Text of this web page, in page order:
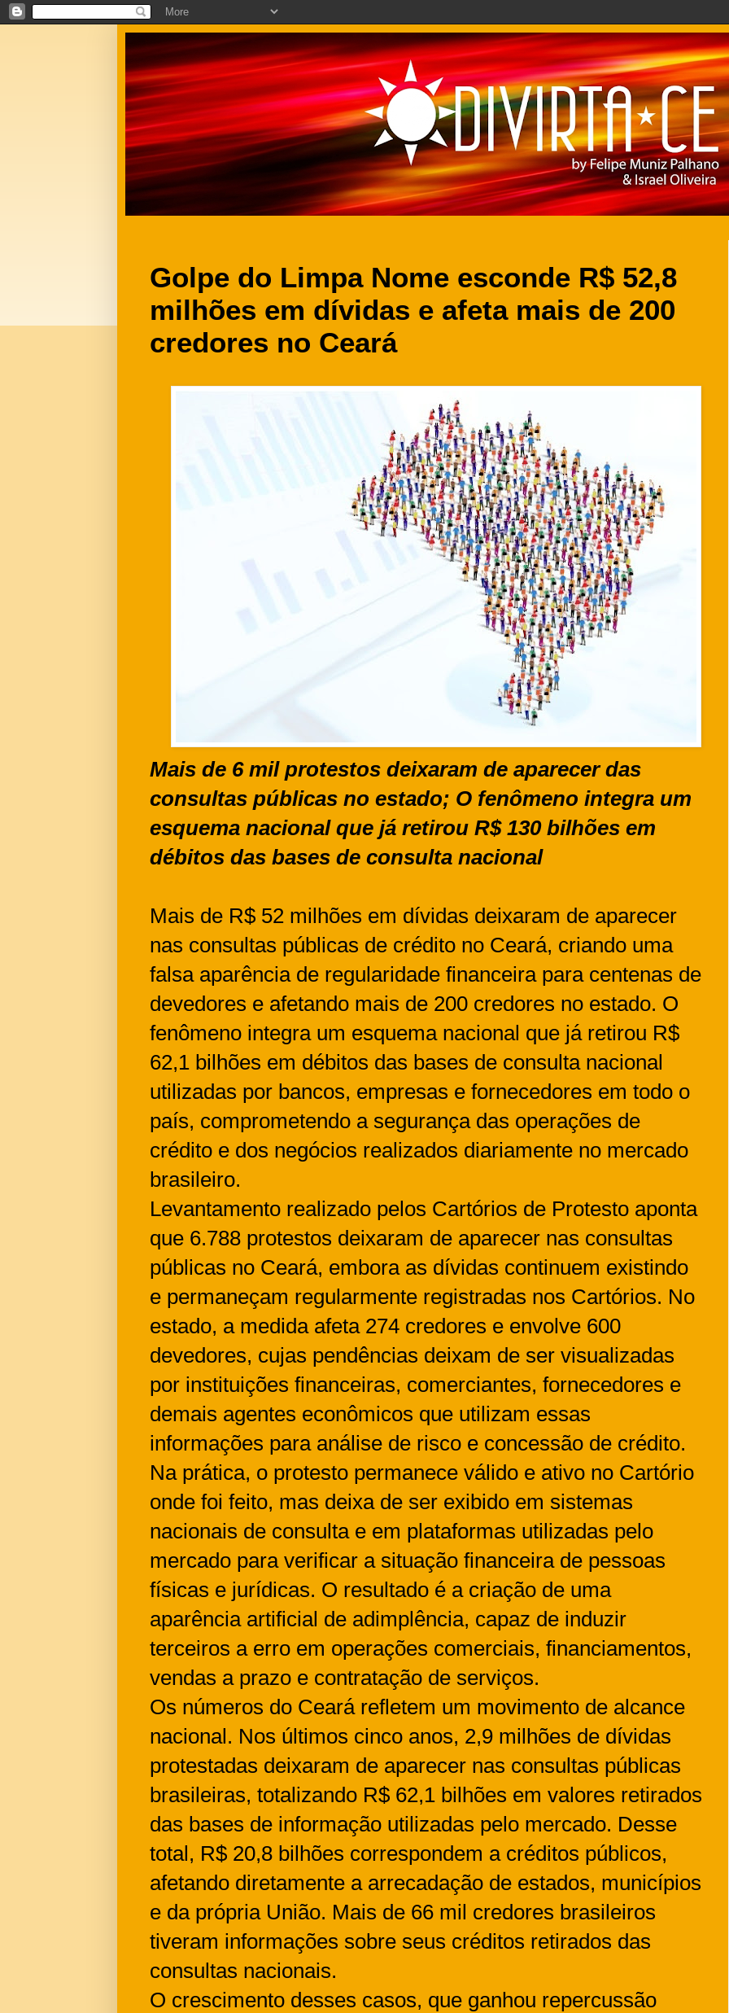
Golpe do Limpa Nome esconde R$ 52,8
milhões em dívidas e afeta mais de 200
credores no Ceará
Mais de 6 mil protestos deixaram de aparecer das
consultas públicas no estado; O fenômeno integra um
esquema nacional que já retirou R$ 130 bilhões em
débitos das bases de consulta nacional
Mais de R$ 52 milhões em dívidas deixaram de aparecer
nas consultas públicas de crédito no Ceará, criando uma
falsa aparência de regularidade financeira para centenas de
devedores e afetando mais de 200 credores no estado. O
fenômeno integra um esquema nacional que já retirou R$
62,1 bilhões em débitos das bases de consulta nacional
utilizadas por bancos, empresas e fornecedores em todo o
país, comprometendo a segurança das operações de
crédito e dos negócios realizados diariamente no mercado
brasileiro.
Levantamento realizado pelos Cartórios de Protesto aponta
que 6.788 protestos deixaram de aparecer nas consultas
públicas no Ceará, embora as dívidas continuem existindo
e permaneçam regularmente registradas nos Cartórios. No
estado, a medida afeta 274 credores e envolve 600
devedores, cujas pendências deixam de ser visualizadas
por instituições financeiras, comerciantes, fornecedores e
demais agentes econômicos que utilizam essas
informações para análise de risco e concessão de crédito.
Na prática, o protesto permanece válido e ativo no Cartório
onde foi feito, mas deixa de ser exibido em sistemas
nacionais de consulta e em plataformas utilizadas pelo
mercado para verificar a situação financeira de pessoas
físicas e jurídicas. O resultado é a criação de uma
aparência artificial de adimplência, capaz de induzir
terceiros a erro em operações comerciais, financiamentos,
vendas a prazo e contratação de serviços.
Os números do Ceará refletem um movimento de alcance
nacional. Nos últimos cinco anos, 2,9 milhões de dívidas
protestadas deixaram de aparecer nas consultas públicas
brasileiras, totalizando R$ 62,1 bilhões em valores retirados
das bases de informação utilizadas pelo mercado. Desse
total, R$ 20,8 bilhões correspondem a créditos públicos,
afetando diretamente a arrecadação de estados, municípios
e da própria União. Mais de 66 mil credores brasileiros
tiveram informações sobre seus créditos retirados das
consultas nacionais.
O crescimento desses casos, que ganhou repercussão